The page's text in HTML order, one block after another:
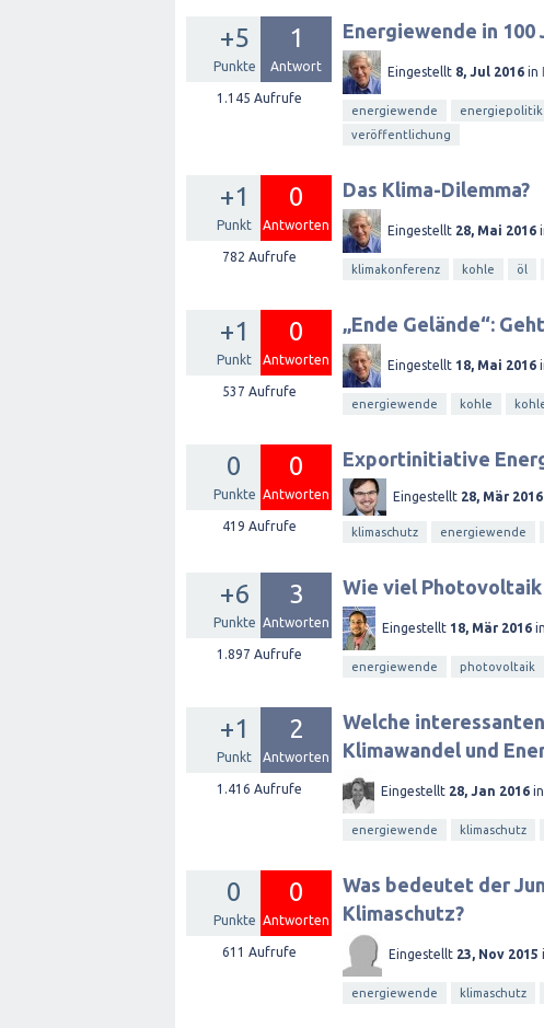
+5
Punkte
1
Antwort
1.145 Aufrufe
Energiewende in 100
Eingestellt 8, Jul 2016 in
energiewende energiepolitik
veröffentlichung
+1
Punkt
0
Antworten
782 Aufrufe
Das Klima-Dilemma?
Eingestellt 28, Mai 2016
klimakonferenz kohle öl
+1
Punkt
0
Antworten
537 Aufrufe
„Ende Gelände“:
Eingestellt 18, Mai 2016
energiewende kohle
0
Punkte
0
Antworten
419 Aufrufe
Exportinitiative
Eingestellt 28, Mär 2016
klimaschutz energiewende
+6
Punkte
3
Antworten
1.897 Aufrufe
Wie viel
Eingestellt 18, Mär 2016 in
energiewende photovoltaik
+1
Punkt
2
Antworten
1.416 Aufrufe
Welche
Klimawandel und
Eingestellt 28, Jan 2016 in
energiewende klimaschutz
0
Punkte
0
Antworten
611 Aufrufe
Was bedeutet der
Klimaschutz?
Eingestellt 23, Nov 2015
energiewende klimaschutz